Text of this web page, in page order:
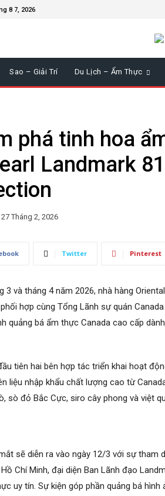
8 7, 2026
Sao – Giải Trí Du Lịch – Ẩm Thực
phá tinh hoa
Landmark
27 Tháng 2, 2026
Twitter Pinterest
3 và tháng 4 năm 2026, nhà hàng
hợp cùng Tổng Lãnh sự quán
quảng bá ẩm thực Canada cao cấp
tiên hai bên hợp tác triển khai hoạt
liệu nhập khẩu chất lượng cao từ
sò đỏ Bắc Cực, siro cây phong và việt
sẽ diễn ra vào ngày 12/3 với sự tham
Chí Minh, đại diện Ban Lãnh đạo
uy tín. Sự kiện góp phần quảng bá